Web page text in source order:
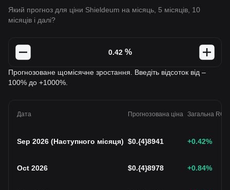
Який прогноз для ціни Shieldeum на місяць, 5 місяців, 10
місяців і далі?
%
Прогнозоване щомісячне зростання. Введіть відсоток від –
100% до +1000%.
Дата Прогнозована ціна Загальна ROI
Sep 2026 (Наступного місяця) $0.{4}8941 +0.42%
Oct 2026 $0.{4}8978 +0.84%